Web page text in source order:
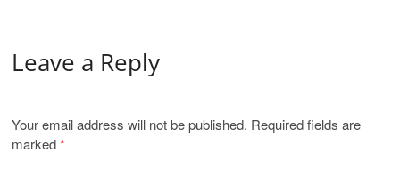
Leave a Reply
Your email address will not be published. Required fields are
marked*